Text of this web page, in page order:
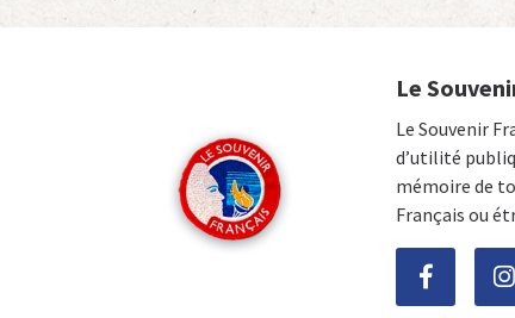
Le
Le Souvenir
d’utilité
mémoire de
Français ou